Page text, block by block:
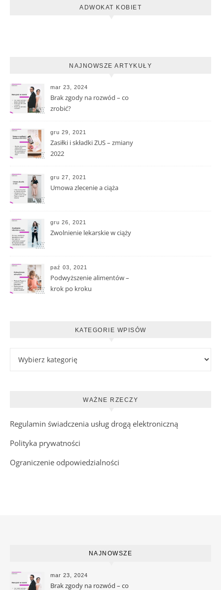
ADWOKAT KOBIET
NAJNOWSZE ARTYKUŁY
mar 23, 2024
Brak zgody na rozwód – co
zrobić?
gru 29, 2021
Zasiłki i składki ZUS – zmiany
2022
gru 27, 2021
Umowa zlecenie a ciąża
gru 26, 2021
Zwolnienie lekarskie w ciąży
paź 03, 2021
Podwyższenie alimentów –
krok po kroku
KATEGORIE WPISÓW
WAŻNE RZECZY
Regulamin świadczenia usług drogą elektroniczną
Polityka prywatności
Ograniczenie odpowiedzialności
NAJNOWSZE
mar 23, 2024
Brak zgody na rozwód – co